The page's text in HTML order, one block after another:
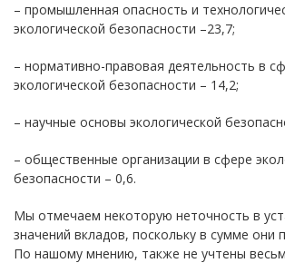
– промышленная опасность и
экологической безопасности –23,7;
– нормативно-правовая деятельность в
экологической безопасности – 14,2;
– научные основы экологической
– общественные организации в сфере
безопасности – 0,6.
Мы отмечаем некоторую неточность в
значений вкладов, поскольку в сумме они
По нашому мнению, также не учтены